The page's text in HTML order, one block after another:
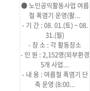
● 노인공익활동사업 여름
철 폭염기 운영(활...
- 기 간 : 08. 01.(토) ~ 08.
31.(월)
- 장 소 : 각 활동장소
- 인 원 : 2,152명(외부환경
5개 사업...
- 내 용 : 여름철 폭염기 단
축 운영 (8:00...